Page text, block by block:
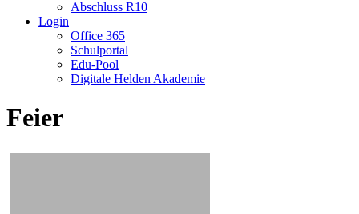
Abschluss R10
Login
Office 365
Schulportal
Edu-Pool
Digitale Helden Akademie
Feier